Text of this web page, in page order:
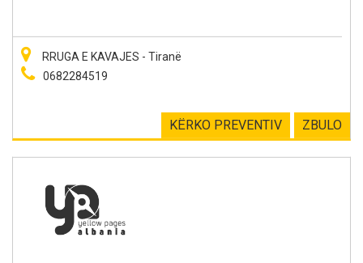
RRUGA E KAVAJES - Tiranë
0682284519
ZBULO
KËRKO PREVENTIV